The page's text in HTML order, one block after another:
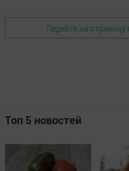
Перейти на страницу
Топ 5 новостей